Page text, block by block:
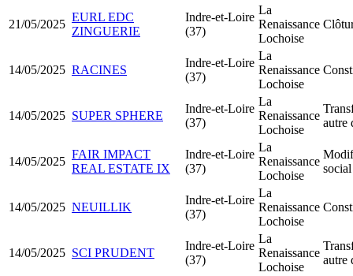
21/05/2025
EURL EDC
ZINGUERIE
Indre-et-Loire
(37)
La
Renaissance
Lochoise
14/05/2025 RACINES
Indre-et-Loire
(37)
La
Renaissance
Lochoise
14/05/2025 SUPER SPHERE
Indre-et-Loire
(37)
La
Renaissance
Lochoise
autre
14/05/2025
FAIR IMPACT
REAL ESTATE IX
Indre-et-Loire
(37)
La
Renaissance
Lochoise
social
14/05/2025 NEUILLIK
Indre-et-Loire
(37)
La
Renaissance
Lochoise
14/05/2025 SCI PRUDENT
Indre-et-Loire
(37)
La
Renaissance
Lochoise
autre